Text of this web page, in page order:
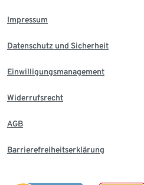
Impressum
Datenschutz und Sicherheit
Einwilligungsmanagement
Widerrufsrecht
AGB
Barrierefreiheitserklärung